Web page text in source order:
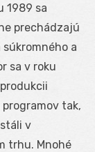
1989 sa
prechádzajú
a
sa v roku
tak,
v
trhu. Mnohé